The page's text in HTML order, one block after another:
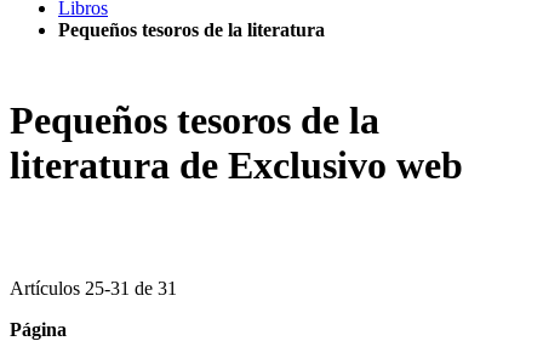
Libros
Pequeños tesoros de la literatura
Pequeños tesoros de la
literatura de Exclusivo web
Artículos 25-31 de 31
Página